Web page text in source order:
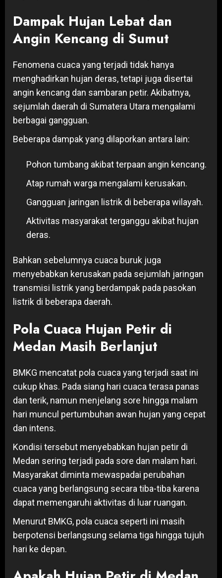
Dampak Hujan Lebat dan
Angin Kencang di Sumut
Fenomena cuaca yang terjadi tidak hanya
menghadirkan hujan deras, tetapi juga disertai
angin kencang dan sambaran petir. Akibatnya,
sejumlah daerah di Sumatera Utara mengalami
berbagai gangguan.
Beberapa dampak yang dilaporkan antara lain:
Pohon tumbang akibat terpaan angin kencang.
Atap rumah warga mengalami kerusakan.
Gangguan jaringan listrik di beberapa wilayah.
Aktivitas masyarakat terganggu akibat hujan
deras.
Bahkan sebelumnya cuaca buruk juga
menyebabkan kerusakan pada sejumlah jaringan
transmisi listrik yang berdampak pada pasokan
listrik di beberapa daerah.
Pola Cuaca Hujan Petir di
Medan Masih Berlanjut
BMKG mencatat pola cuaca yang terjadi saat ini
cukup khas. Pada siang hari cuaca terasa panas
dan terik, namun menjelang sore hingga malam
hari muncul pertumbuhan awan hujan yang cepat
dan intens.
Kondisi tersebut menyebabkan hujan petir di
Medan sering terjadi pada sore dan malam hari.
Masyarakat diminta mewaspadai perubahan
cuaca yang berlangsung secara tiba-tiba karena
dapat memengaruhi aktivitas di luar ruangan.
Menurut BMKG, pola cuaca seperti ini masih
berpotensi berlangsung selama tiga hingga tujuh
hari ke depan.